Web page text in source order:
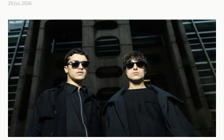
29 Jul, 2026